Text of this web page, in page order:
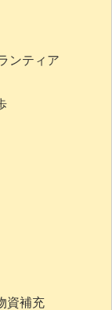
ンティア
資補充